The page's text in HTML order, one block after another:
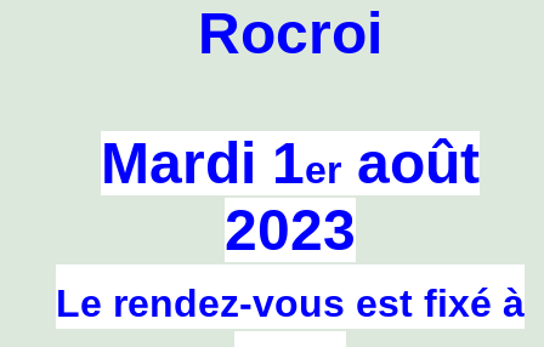
Rocroi
Mardi 1er août
2023
Le rendez-vous est fixé à